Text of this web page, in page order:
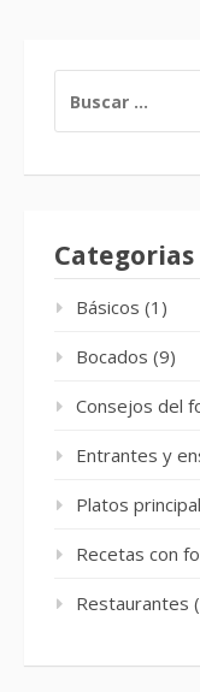
Categorias
Básicos (1)
Bocados (9)
Consejos del
Entrantes y
Platos
Recetas con
Restaurantes